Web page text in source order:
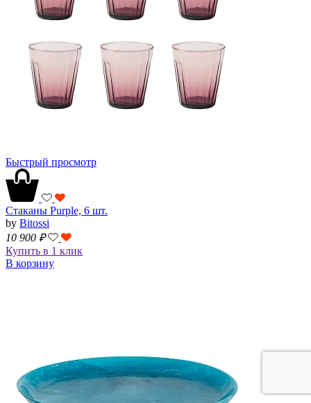
Быстрый просмотр
Стаканы Purple, 6 шт.
by Bitossi
10 900 ₽
Купить в 1 клик
В корзину